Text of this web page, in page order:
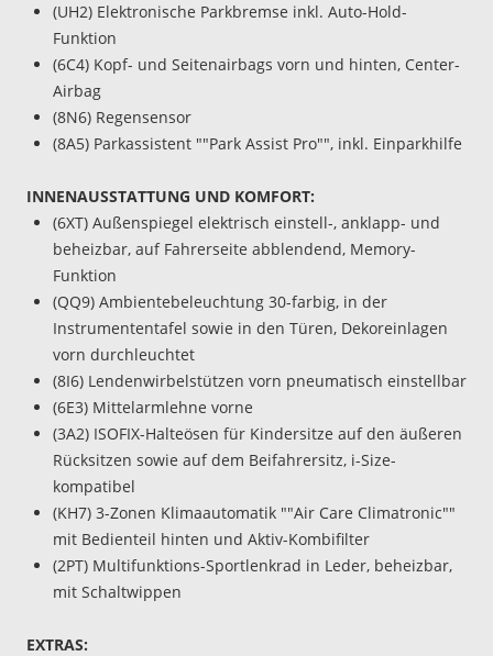
(UH2) Elektronische Parkbremse inkl. Auto-Hold-
Funktion
(6C4) Kopf- und Seitenairbags vorn und hinten, Center-
Airbag
(8N6) Regensensor
(8A5) Parkassistent ""Park Assist Pro"", inkl. Einparkhilfe
INNENAUSSTATTUNG UND KOMFORT:
(6XT) Außenspiegel elektrisch einstell-, anklapp- und
beheizbar, auf Fahrerseite abblendend, Memory-
Funktion
(QQ9) Ambientebeleuchtung 30-farbig, in der
Instrumententafel sowie in den Türen, Dekoreinlagen
vorn durchleuchtet
(8I6) Lendenwirbelstützen vorn pneumatisch einstellbar
(6E3) Mittelarmlehne vorne
(3A2) ISOFIX-Halteösen für Kindersitze auf den äußeren
Rücksitzen sowie auf dem Beifahrersitz, i-Size-
kompatibel
(KH7) 3-Zonen Klimaautomatik ""Air Care Climatronic""
mit Bedienteil hinten und Aktiv-Kombifilter
(2PT) Multifunktions-Sportlenkrad in Leder, beheizbar,
mit Schaltwippen
EXTRAS: